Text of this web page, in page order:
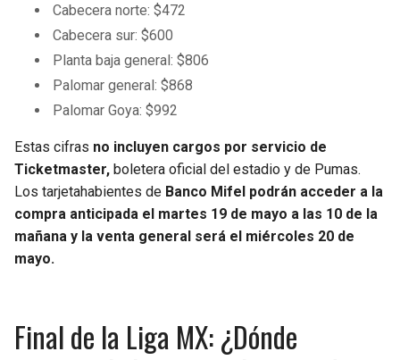
Cabecera norte: $472
Cabecera sur: $600
Planta baja general: $806
Palomar general: $868
Palomar Goya: $992
Estas cifras no incluyen cargos por servicio de
Ticketmaster, boletera oficial del estadio y de Pumas.
Los tarjetahabientes de Banco Mifel podrán acceder a la
compra anticipada el martes 19 de mayo a las 10 de la
mañana y la venta general será el miércoles 20 de
mayo.
Final de la Liga MX: ¿Dónde